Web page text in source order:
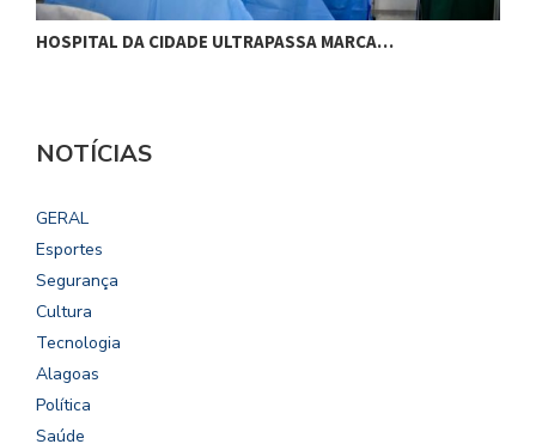
HOSPITAL DA CIDADE ULTRAPASSA MARCA…
NOTÍCIAS
GERAL
Esportes
Segurança
Cultura
Tecnologia
Alagoas
Política
Saúde